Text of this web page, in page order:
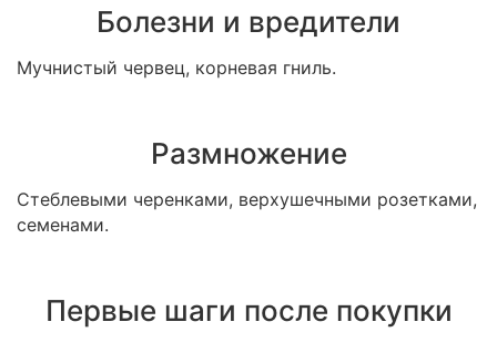
Болезни и вредители
Мучнистый червец, корневая гниль.
Размножение
Стеблевыми черенками, верхушечными розетками,
семенами.
Первые шаги после покупки